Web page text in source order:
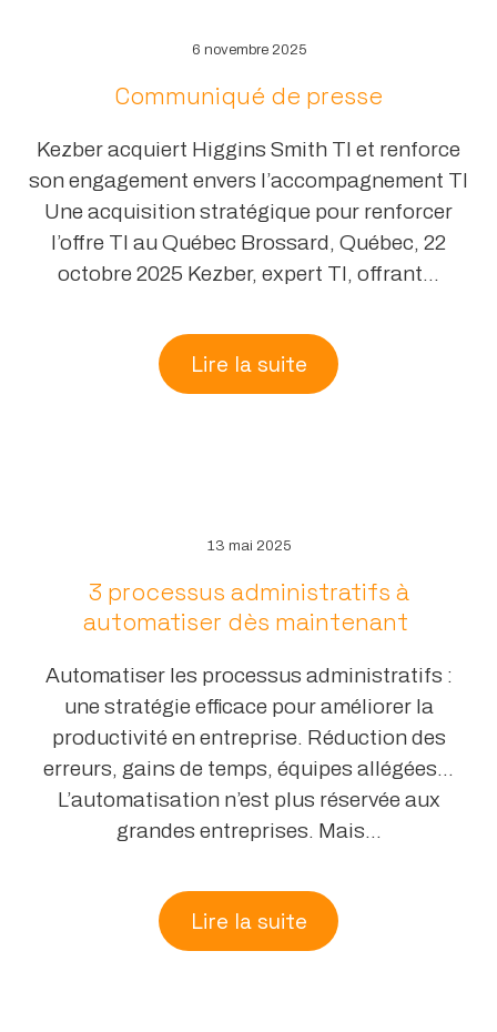
6 novembre 2025
Communiqué de presse
Kezber acquiert Higgins Smith TI et renforce
son engagement envers l’accompagnement TI
Une acquisition stratégique pour renforcer
l’offre TI au Québec Brossard, Québec, 22
octobre 2025 Kezber, expert TI, offrant...
Lire la suite
13 mai 2025
3 processus administratifs à
automatiser dès maintenant
Automatiser les processus administratifs :
une stratégie efficace pour améliorer la
productivité en entreprise. Réduction des
erreurs, gains de temps, équipes allégées…
L’automatisation n’est plus réservée aux
grandes entreprises. Mais...
Lire la suite